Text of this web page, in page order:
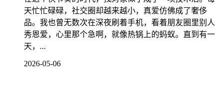
天忙忙碌碌，社交圈却越来越小，真爱仿佛成了奢侈
品。我也曾无数次在深夜刷着手机，看着朋友圈里别人
秀恩爱，心里那个急啊，就像热锅上的蚂蚁。直到有一
天，...
2026-05-06